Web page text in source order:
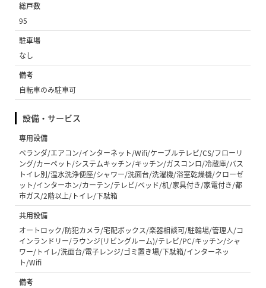
総戸数
95
駐車場
なし
備考
自転車のみ駐車可
設備・サービス
専用設備
ベランダ/エアコン/インターネット/Wifi/ケーブルテレビ/CS/フローリ
ング/カーペット/システムキッチン/キッチン/ガスコンロ/冷蔵庫/バス
トイレ別/温水洗浄便座/シャワー/洗面台/洗濯機/浴室乾燥機/クローゼ
ット/インターホン/カーテン/テレビ/ベッド/机/家具付き/家電付き/都
市ガス/2階以上/トイレ/下駄箱
共用設備
オートロック/防犯カメラ/宅配ボックス/楽器相談可/駐輪場/管理人/コ
インランドリー/ラウンジ(リビングルーム)/テレビ/PC/キッチン/シャ
ワー/トイレ/洗面台/電子レンジ/ゴミ置き場/下駄箱/インターネッ
ト/Wifi
備考